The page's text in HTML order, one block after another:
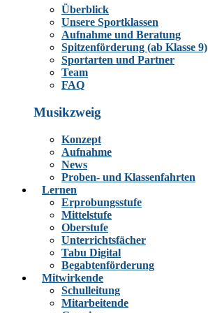
Überblick
Unsere Sportklassen
Aufnahme und Beratung
Spitzenförderung (ab Klasse 9)
Sportarten und Partner
Team
FAQ
Musikzweig
Konzept
Aufnahme
News
Proben- und Klassenfahrten
Lernen
Erprobungsstufe
Mittelstufe
Oberstufe
Unterrichtsfächer
Tabu Digital
Begabtenförderung
Mitwirkende
Schulleitung
Mitarbeitende